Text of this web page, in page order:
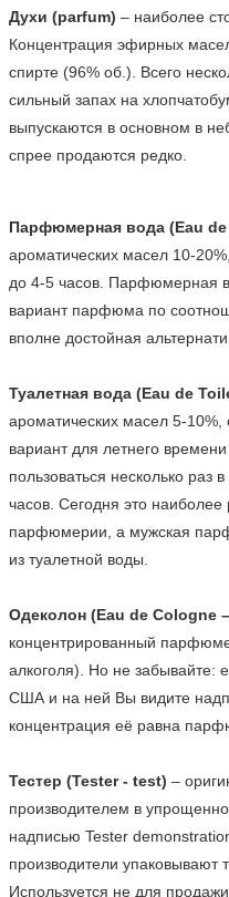
Духи (parfum) – наиболее
Концентрация эфирных
спирте (96% об.). Всего
сильный запах на
выпускаются в основном в
спрее продаются редко.
Парфюмерная вода (Eau de
ароматических масел 10-
до 4-5 часов. Парфюмерная
вариант парфюма по
вполне достойная
Туалетная вода (Eau de
ароматических масел 5-
вариант для летнего
пользоваться несколько раз
часов. Сегодня это
парфюмерии, а мужская
из туалетной воды.
Одеколон (Eau de Cologne
концентрированный
алкоголя). Но не
США и на ней Вы видите
концентрация её равна
Тестер (Tester - test) –
производителем в
надписью Tester
производители упаковывают
Используется не для